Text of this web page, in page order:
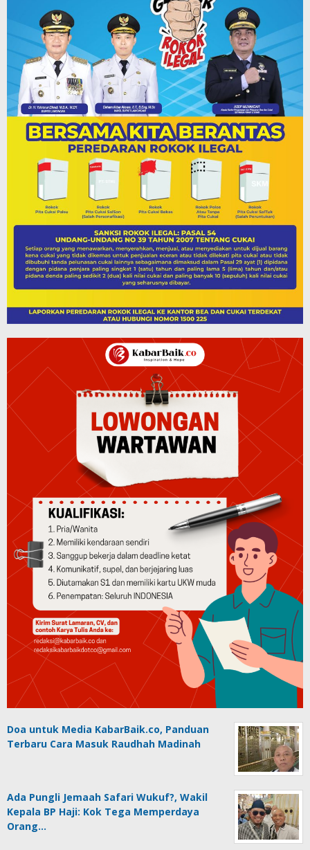
Doa untuk Media KabarBaik.co, Panduan
Terbaru Cara Masuk Raudhah Madinah
Ada Pungli Jemaah Safari Wukuf?, Wakil
Kepala BP Haji: Kok Tega Memperdaya
Orang…